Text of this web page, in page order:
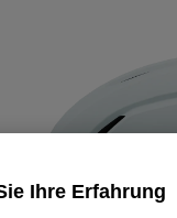
Ihre Erfahrung